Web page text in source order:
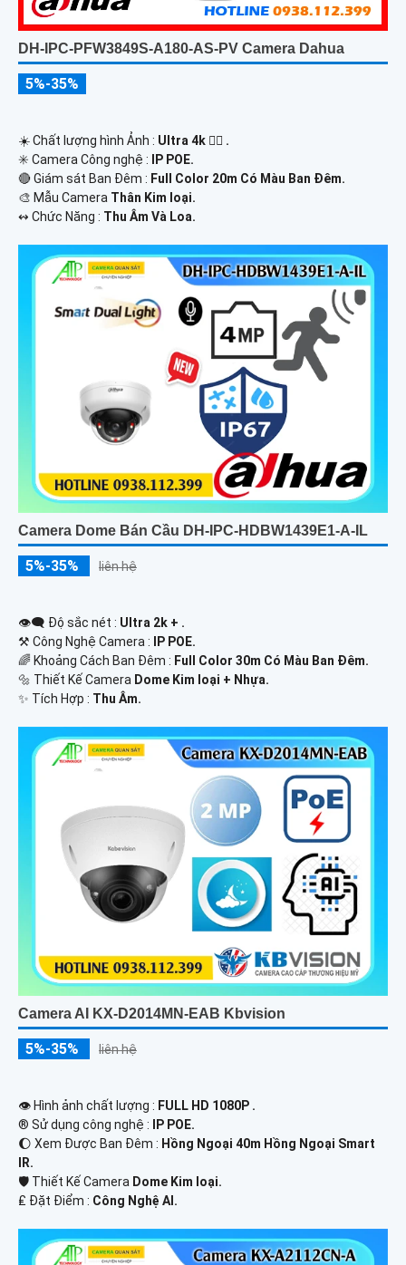
DH-IPC-PFW3849S-A180-AS-PV Camera Dahua
5%-35%
☀️ Chất lượng hình Ảnh : Ultra 4k 👍🏾 .
✳️ Camera Công nghệ :
IP POE.
🔴 Giám sát Ban Đêm : Full Color 20m Có Màu Ban Ðêm.
🎨 Mẫu Camera Thân Kim loại.
️↭ Chức Năng : Thu Âm Và Loa.
Camera Dome Bán Cầu DH-IPC-HDBW1439E1-A-IL
5%-35% liên hệ
👁️‍🗨 Độ sắc nét : Ultra 2k + .
⚒ Công Nghệ Camera :
IP POE.
🌈 Khoảng Cách Ban Đêm : Full Color 30m Có Màu Ban Ðêm.
🔩 Thiết Kế Camera Dome Kim loại + Nhựa.
️✨ Tích Hợp : Thu Âm.
Camera AI KX-D2014MN-EAB Kbvision
5%-35% liên hệ
👁 Hình ảnh chất lượng : FULL HD 1080P .
®️ Sử dụng công nghệ :
IP POE.
🌔 Xem Được Ban Đêm : Hồng Ngoại 40m Hồng Ngoại Smart
IR.
🛡 Thiết Kế Camera Dome Kim loại.
️₤ Đặt Điểm : Công Nghệ AI.